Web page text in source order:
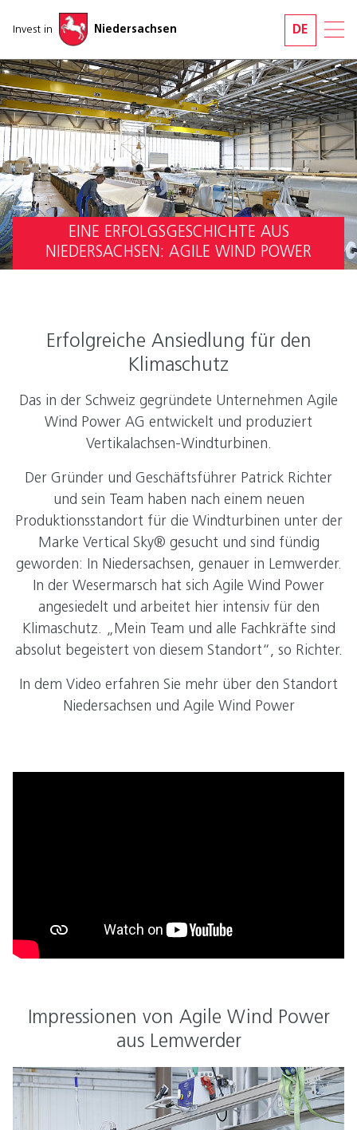
Navigation überspringen
Invest in Niedersachsen DE
EINE ERFOLGSGESCHICHTE AUS
NIEDERSACHSEN: AGILE WIND POWER
Erfolgreiche Ansiedlung für den
Klimaschutz
Das in der Schweiz gegründete Unternehmen Agile
Wind Power AG entwickelt und produziert
Vertikalachsen-Windturbinen.
Der Gründer und Geschäftsführer Patrick Richter
und sein Team haben nach einem neuen
Produktionsstandort für die Windturbinen unter der
Marke Vertical Sky® gesucht und sind fündig
geworden: In Niedersachsen, genauer in Lemwerder.
In der Wesermarsch hat sich Agile Wind Power
angesiedelt und arbeitet hier intensiv für den
Klimaschutz. „Mein Team und alle Fachkräfte sind
absolut begeistert von diesem Standort“, so Richter.
In dem Video erfahren Sie mehr über den Standort
Niedersachsen und Agile Wind Power
Impressionen von Agile Wind Power
aus Lemwerder